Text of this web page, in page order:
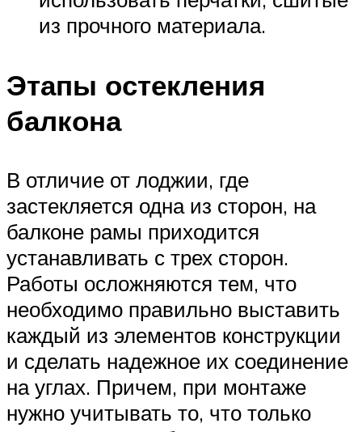
из прочного материала.
Этапы остекления
балкона
В отличие от лоджии, где
застекляется одна из сторон, на
балконе рамы приходится
устанавливать с трех сторон.
Работы осложняются тем, что
необходимо правильно выставить
каждый из элементов конструкции
и сделать надежное их соединение
на углах. Причем, при монтаже
нужно учитывать то, что только